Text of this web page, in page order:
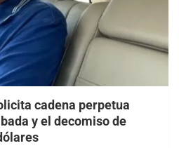
cadena perpetua
y el decomiso de